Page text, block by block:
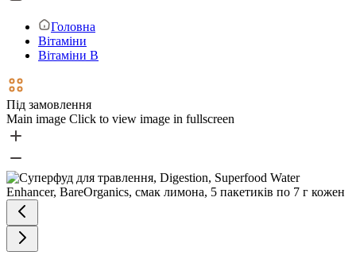
Головна
Вітаміни
Вітаміни В
Під замовлення
Main image Click to view image in fullscreen